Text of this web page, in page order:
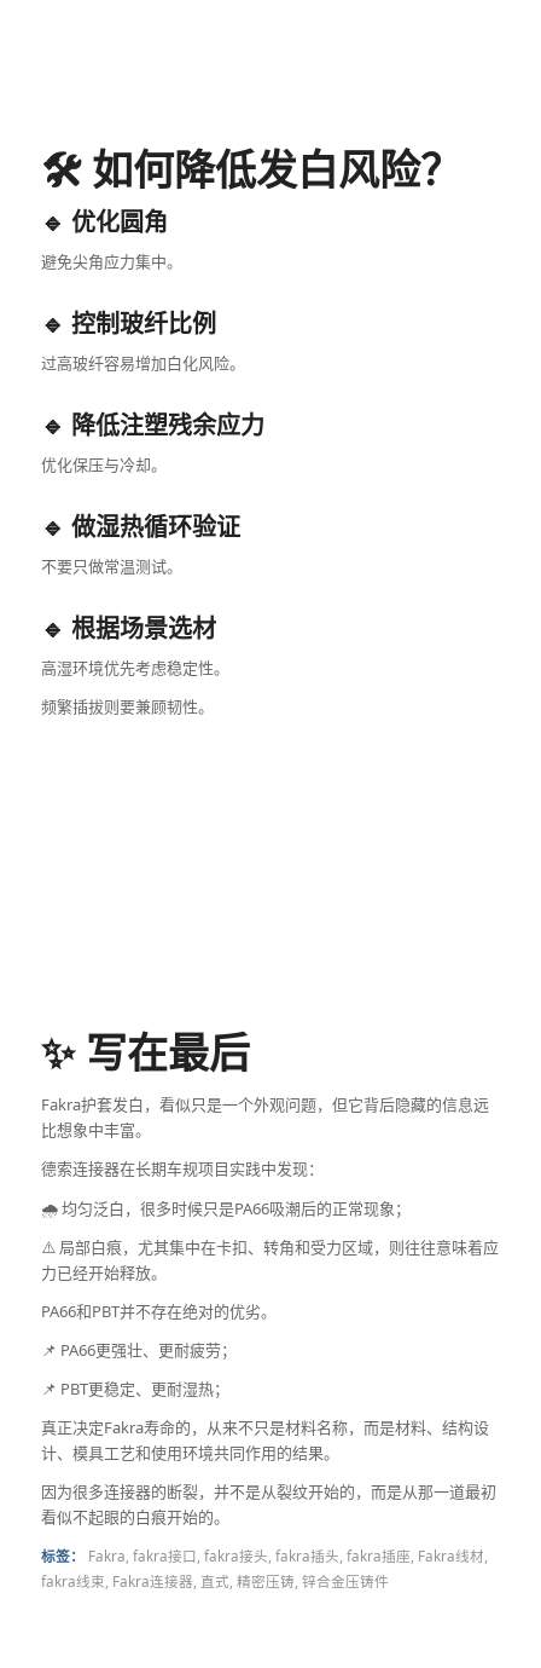
🛠️ 如何降低发白风险？
🔹 优化圆角
避免尖角应力集中。
🔹 控制玻纤比例
过高玻纤容易增加白化风险。
🔹 降低注塑残余应力
优化保压与冷却。
🔹 做湿热循环验证
不要只做常温测试。
🔹 根据场景选材
高湿环境优先考虑稳定性。
频繁插拔则要兼顾韧性。
✨ 写在最后
Fakra护套发白，看似只是一个外观问题，但它背后隐藏的信息远
比想象中丰富。
德索连接器在长期车规项目实践中发现：
🌧️ 均匀泛白，很多时候只是PA66吸潮后的正常现象；
⚠️ 局部白痕，尤其集中在卡扣、转角和受力区域，则往往意味着应
力已经开始释放。
PA66和PBT并不存在绝对的优劣。
📌 PA66更强壮、更耐疲劳；
📌 PBT更稳定、更耐湿热；
真正决定Fakra寿命的，从来不只是材料名称，而是材料、结构设
计、模具工艺和使用环境共同作用的结果。
因为很多连接器的断裂，并不是从裂纹开始的，而是从那一道最初
看似不起眼的白痕开始的。
标签： Fakra fakra接口 fakra接头 fakra插头 fakra插座 Fakra线材
fakra线束 Fakra连接器 直式 精密压铸 锌合金压铸件